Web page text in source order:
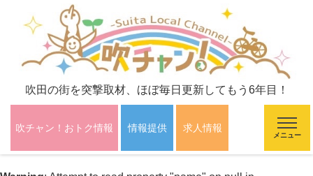
吹田の街を突撃取材、ほぼ毎日更新してもう6年目！
吹チャン！おトク情報 情報提供 求人情報
メニュー